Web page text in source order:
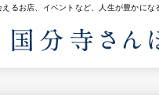
るお店、イベントなど、人生が豊かにな